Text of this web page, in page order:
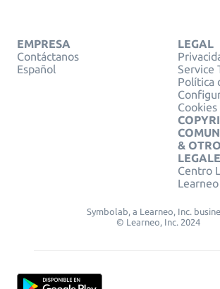
EMPRESA
Contáctanos
Español
LEGAL
Service
Política
Cookies
&
Centro
Learneo
Symbolab, a Learneo, Inc.
© Learneo, Inc. 2024